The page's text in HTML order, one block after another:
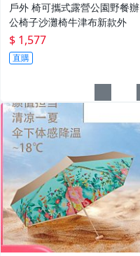
戶外 椅可攜式露營公園野餐辦
公椅子沙灘椅牛津布新款外
$ 1,577
直購